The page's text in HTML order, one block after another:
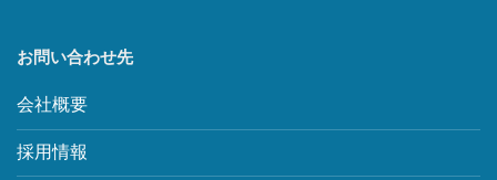
お問い合わせ先
会社概要
採用情報